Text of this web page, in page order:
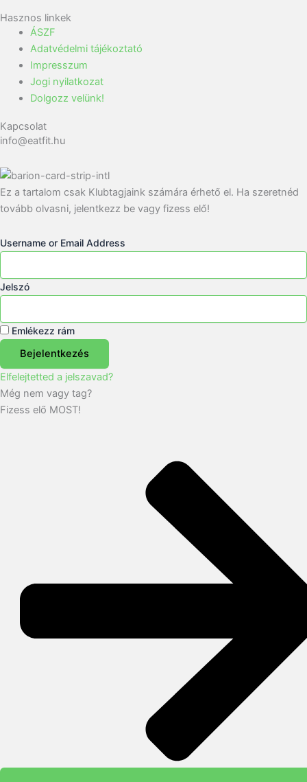
Hasznos linkek
ÁSZF
Adatvédelmi tájékoztató
Impresszum
Jogi nyilatkozat
Dolgozz velünk!
Kapcsolat
info@eatfit.hu
Ez a tartalom csak Klubtagjaink számára érhető el. Ha szeretnéd
tovább olvasni, jelentkezz be vagy fizess elő!
Username or Email Address
Jelszó
Emlékezz rám
Bejelentkezés
Elfelejtetted a jelszavad?
Még nem vagy tag?
Fizess elő MOST!